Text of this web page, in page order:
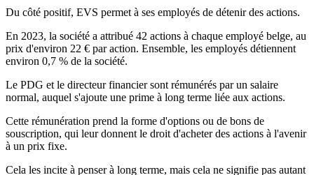
Du côté positif, EVS permet à ses employés de détenir des actions.
En 2023, la société a attribué 42 actions à chaque employé belge, au
prix d'environ 22 € par action. Ensemble, les employés détiennent
environ 0,7 % de la société.
Le PDG et le directeur financier sont rémunérés par un salaire
normal, auquel s'ajoute une prime à long terme liée aux actions.
Cette rémunération prend la forme d'options ou de bons de
souscription, qui leur donnent le droit d'acheter des actions à l'avenir
à un prix fixe.
Cela les incite à penser à long terme, mais cela ne signifie pas autant